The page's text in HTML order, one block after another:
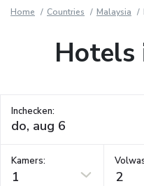
Home Countries Malaysia
Hotels
Inchecken:
Kamers:
1 2